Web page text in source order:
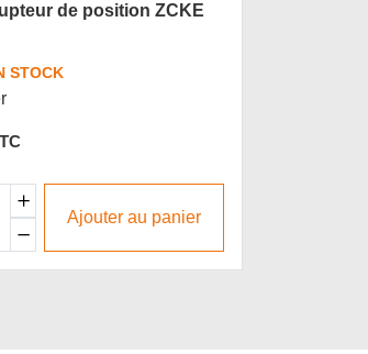
de position ZCKE
STOCK
Ajouter au panier